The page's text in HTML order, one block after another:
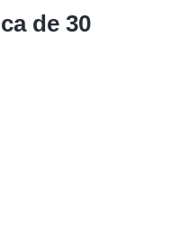
de 30